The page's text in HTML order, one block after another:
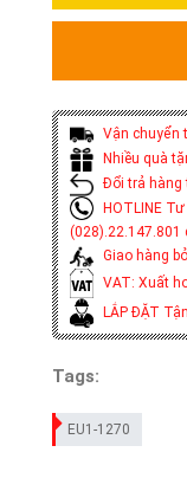
Vận chuyển
Nhiều quà
Đổi trả hàng
HOTLINE
(028).22.147.801
Giao hàng
VAT: Xuất
LẮP ĐẶT
Tags:
EU1-1270